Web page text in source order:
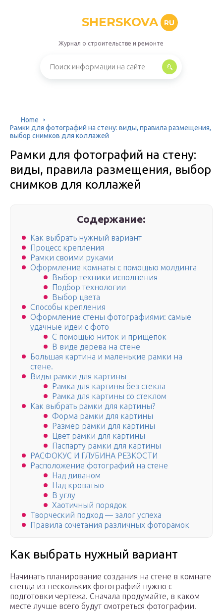
SHERSKOVA RU
Журнал о строительстве и ремонте
Home
Рамки для фотографий на стену: виды, правила размещения,
выбор снимков для коллажей
Рамки для фотографий на стену:
виды, правила размещения, выбор
снимков для коллажей
Содержание:
Как выбрать нужный вариант
Процесс крепления
Рамки своими руками
Оформление комнаты с помощью молдинга
Выбор техники исполнения
Подбор технологии
Выбор цвета
Способы крепления
Оформление стены фотографиями: самые
удачные идеи с фото
С помощью ниток и прищепок
В виде дерева на стене
Большая картина и маленькие рамки на
стене.
Виды рамки для картины
Рамка для картины без стекла
Рамка для картины со стеклом
Как выбрать рамки для картины?
Форма рамки для картины
Размер рамки для картины
Цвет рамки для картины
Паспарту рамки для картины
РАСФОКУС И ГЛУБИНА РЕЗКОСТИ
Расположение фотографий на стене
Над диваном
Над кроватью
В углу
Хаотичный порядок
Творческий подход — залог успеха
Правила сочетания различных фоторамок
Как выбрать нужный вариант
Начинать планирование создания на стене в комнате
стенда из нескольких фотографий нужно с
подготовки чертежа. Сначала продумайте, в каком
месте лучше всего будут смотреться фотографии.